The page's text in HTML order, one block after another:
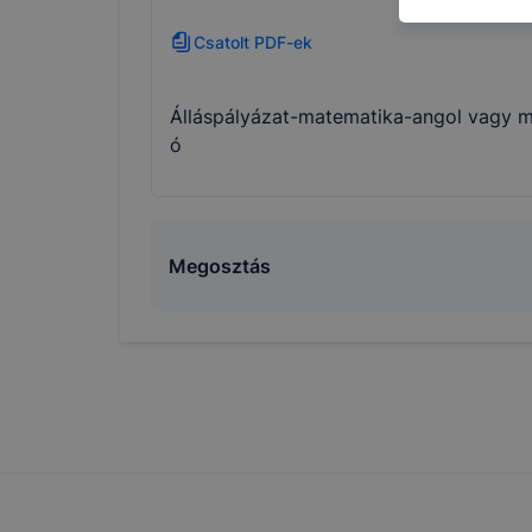
Csatolt PDF-ek
Álláspályázat-matematika-angol vagy
ó
Megosztás
használja
Hogyan
böngésző